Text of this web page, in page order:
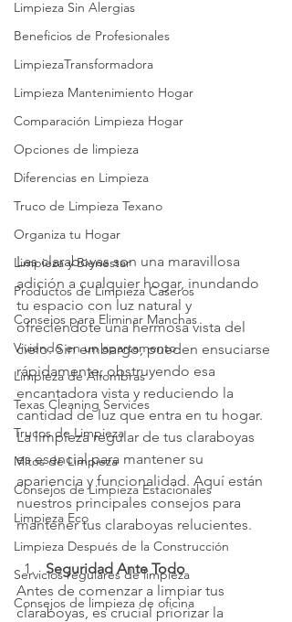
Limpieza Sin Alergias
Beneficios de Profesionales
LimpiezaTransformadora
Limpieza Mantenimiento Hogar
Comparación Limpieza Hogar
Opciones de limpieza
Diferencias en Limpieza
Truco de Limpieza Texano
Organiza tu Hogar
Limpieza y Bienestar
Productos de Limpieza Caseros
Consejos para Eliminar Manchas
Viviendo en un apartamento
Limpieza de Alfombras
Texas Cleaning Services
Trucos de Limpieza
Mitos de Limpieza
Consejos de Limpieza Estacionales
Limpieza Eco
Limpieza Después de la Construcción
Servicios regulares de limpieza
Consejos de limpieza de oficina
Las claraboyas son una maravillosa
adición a cualquier hogar, inundando
tu espacio con luz natural y
ofreciéndote una hermosa vista del
cielo. Sin embargo, pueden ensuciarse
rápidamente, obstruyendo esa
encantadora vista y reduciendo la
cantidad de luz que entra en tu hogar.
La limpieza regular de tus claraboyas
es esencial para mantener su
apariencia y funcionalidad. Aquí están
nuestros principales consejos para
mantener tus claraboyas relucientes.
Seguridad Ante Todo
Antes de comenzar a limpiar tus
claraboyas, es crucial priorizar la